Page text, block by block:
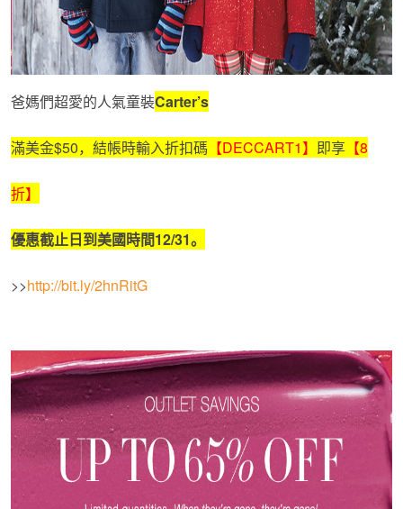
爸媽們超愛的人氣童裝Carter’s
滿美金$50，結帳時輸入折扣碼 【DECCART1】 即享 【8
折】
優惠截止日到美國時間12/31。
>>http://bit.ly/2hnRitG